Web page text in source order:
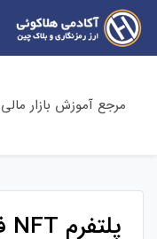
مرجع آموزش بازار